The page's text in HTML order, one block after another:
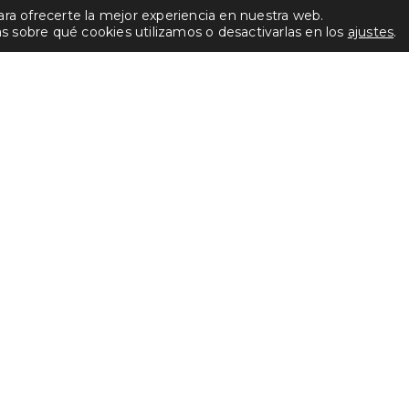
ofrecerte la mejor experiencia en nuestra web.
sobre qué cookies utilizamos o desactivarlas en los ajustes.